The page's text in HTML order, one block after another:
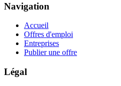
Navigation
Accueil
Offres d'emploi
Entreprises
Publier une offre
Légal